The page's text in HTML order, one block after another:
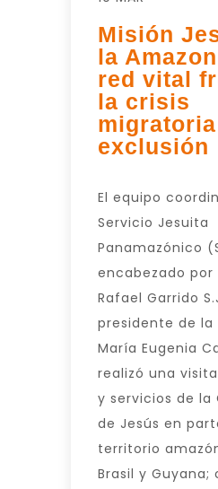
Misión
la
red vital
la crisis
exclusión
El equipo
Servicio Jesuita
Panamazónico
encabezado por
Rafael Garrido
presidente de la
María Eugenia
realizó una
y servicios de la
de Jesús en
territorio
Brasil y Guyana;